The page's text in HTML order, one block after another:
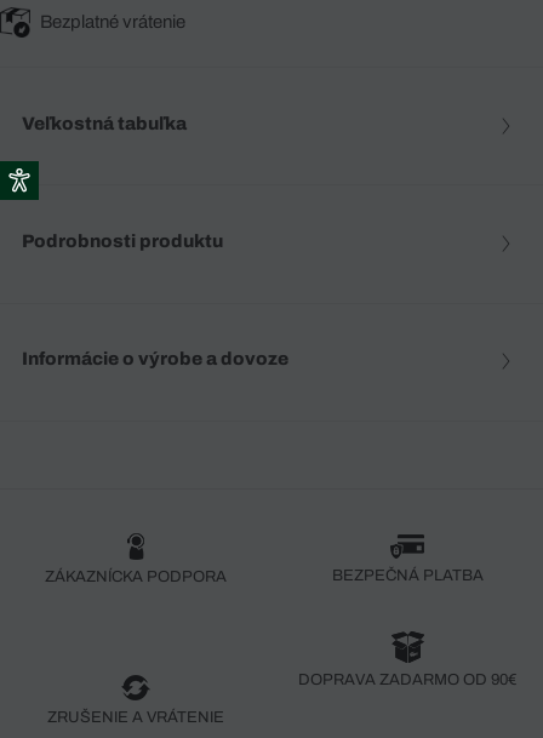
Bezplatné vrátenie
Veľkostná tabuľka
Podrobnosti produktu
Informácie o výrobe a dovoze
ZÁKAZNÍCKA PODPORA BEZPEČNÁ PLATBA
ZRUŠENIE A VRÁTENIE
DOPRAVA ZADARMO OD 90€